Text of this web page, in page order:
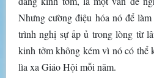
Nhưng cường điệu hóa nó để
trình nghị sự ấp ủ trong lòng từ
kinh tởm không kém vì nó có thể
lìa xa Giáo Hội mỗi năm.